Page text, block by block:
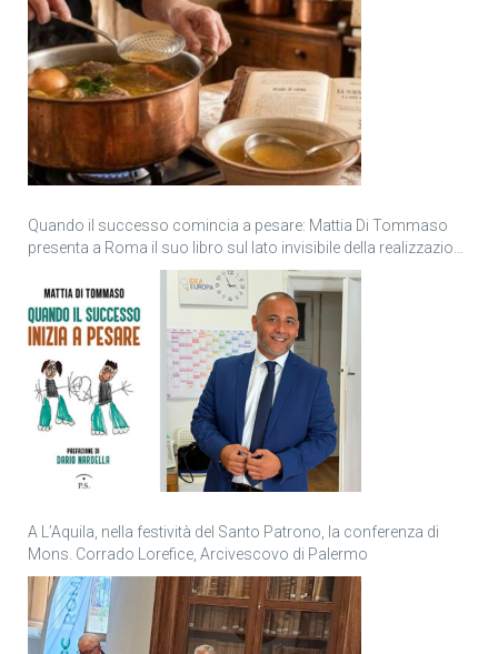
Quando il successo comincia a pesare: Mattia Di Tommaso
presenta a Roma il suo libro sul lato invisibile della realizzazione
A L’Aquila, nella festività del Santo Patrono, la conferenza di
Mons. Corrado Lorefice, Arcivescovo di Palermo